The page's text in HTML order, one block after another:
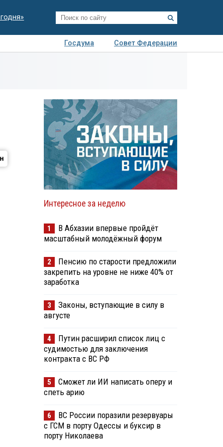
Госдума
Совет Федерации
Интересное за неделю
1
В Абхазии впервые пройдёт
масштабный молодёжный форум
2
Пенсию по старости предложили
закрепить на уровне не ниже 40% от
заработка
3
Законы, вступающие в силу в
августе
4
Путин расширил список лиц с
судимостью для заключения
контракта с ВС РФ
5
Сможет ли ИИ написать оперу и
спеть арию
6
ВС России поразили резервуары
с ГСМ в порту Одессы и буксир в
порту Николаева